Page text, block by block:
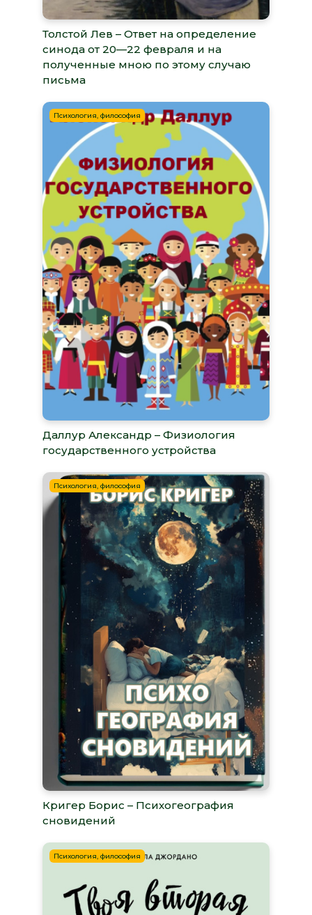
Толстой Лев – Ответ на определение
синода от 20—22 февраля и на
полученные мною по этому случаю
письма
Психология, философия
Даллур Александр – Физиология
государственного устройства
Психология, философия
Кригер Борис – Психогеография
сновидений
Психология, философия